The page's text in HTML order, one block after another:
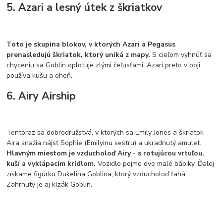
5. Azari a lesný útek z škriatkov
Toto je skupina blokov, v ktorých Azari a Pegasus
prenasledujú škriatok, ktorý uniká z mapy.S cieľom vyhnúť sa
chyceniu sa Goblin oplotuje zlými čeľusťami. Azari preto v boji
používa kušu a oheň.
6. Airy Airship
Tentoraz sa dobrodružstvá, v ktorých sa Emily Jones a škriatok
Aira snažia nájsť Sophie (Emilyinu sestru) a ukradnutý amulet.
Hlavným miestom je vzducholoď Airy - s rotujúcou vrtuľou,
kuší a vyklápacím krídlom.Vozidlo pojme dve malé bábiky. Ďalej
získame figúrku Dukelina Goblina, ktorý vzducholoď ťahá.
Zahrnutý je aj klzák Goblin.